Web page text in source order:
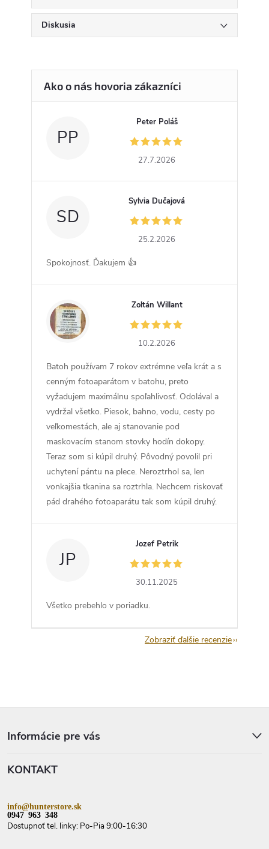
Diskusia
PP
Peter Poláš
27.7.2026
SD
Sylvia Dučajová
25.2.2026
Spokojnosť. Ďakujem 👍
ZW
Zoltán Willant
10.2.2026
Batoh používam 7 rokov extrémne veľa krát a s
cenným fotoaparátom v batohu, preto
vyžadujem maximálnu spoľahlivosť. Odolával a
vydržal všetko. Piesok, bahno, vodu, cesty po
veľkomestách, ale aj stanovanie pod
maskovacím stanom stovky hodín dokopy.
Teraz som si kúpil druhý. Pôvodný povolil pri
uchytení pántu na plece. Neroztrhol sa, len
vonkajšia tkanina sa roztrhla. Nechcem riskovať
pád drahého fotoaparátu tak som kúpil druhý.
JP
Jozef Petrik
30.11.2025
Všetko prebehlo v poriadku.
Zobraziť ďalšie recenzie
Informácie pre vás
KONTAKT
info@hunterstore.sk
0947 963 348
Dostupnoť tel. linky: Po-Pia 9:00-16:30